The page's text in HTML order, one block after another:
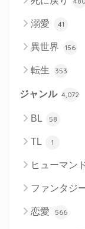
溺愛 41
異世界 156
転生 353
ジャンル 4,072
BL 58
TL 1
ヒューマン
ファンタジ
恋愛 566